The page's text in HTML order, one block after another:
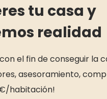
tu casa y
realidad
el fin de conseguir la
asesoramiento,
habitación!